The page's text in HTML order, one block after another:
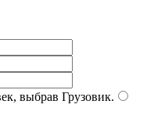
выбрав Грузовик.